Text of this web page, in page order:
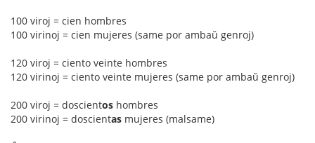
100 viroj = cien hombres
100 virinoj = cien mujeres (same por ambaŭ genroj)
120 viroj = ciento veinte hombres
120 virinoj = ciento veinte mujeres (same por ambaŭ genroj)
200 viroj = doscientos hombres
200 virinoj = doscientas mujeres (malsame)